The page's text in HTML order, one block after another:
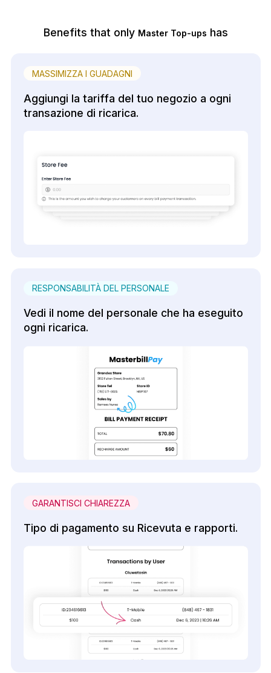
Benefits that only Master Top-ups has
MASSIMIZZA I GUADAGNI
Aggiungi la tariffa del tuo negozio a ogni
transazione di ricarica.
RESPONSABILITÀ DEL PERSONALE
Vedi il nome del personale che ha eseguito
ogni ricarica.
GARANTISCI CHIAREZZA
Tipo di pagamento su Ricevuta e rapporti.